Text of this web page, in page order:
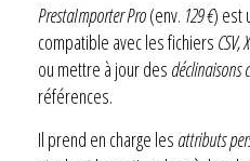
PrestaImporter Pro(env. 129 €) est
compatible avec les fichiers CSV,
ou mettre à jour des déclinaisons
références.
Il prend en charge les attributs